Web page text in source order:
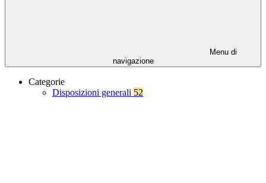
Menu di
navigazione
Categorie
Disposizioni generali 52